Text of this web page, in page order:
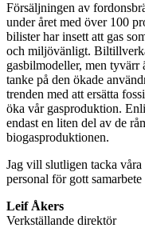
Försäljningen av
under året med över 100
bilister har insett att gas
och miljövänligt.
gasbilmodeller, men tyvärr
tanke på den ökade
trenden med att ersätta
öka vår gasproduktion.
endast en liten del av de
biogasproduktionen.
Jag vill slutligen tacka våra
personal för gott
Leif Åkers
Verkställande direktör